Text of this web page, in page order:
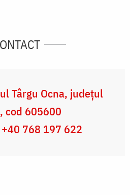
Târgu Ocna, județul
cod 605600
+40 768 197 622